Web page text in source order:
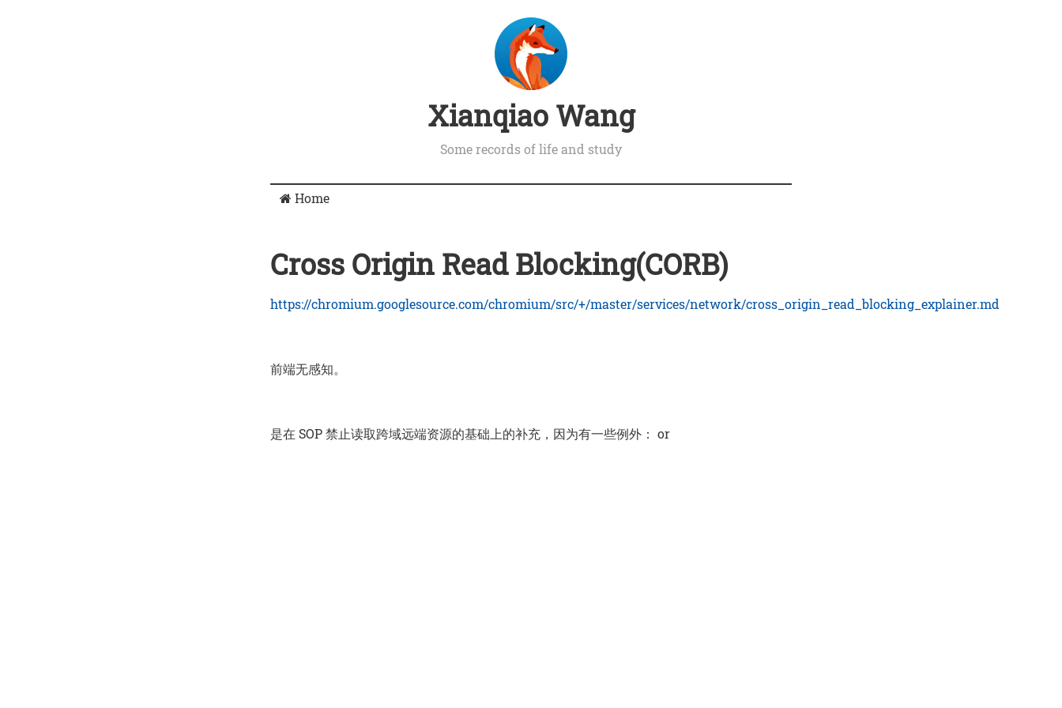
Xianqiao Wang
Some records of life and study
Home
Cross Origin Read Blocking(CORB)
https://chromium.googlesource.com/chromium/src/+/master/services/network/cross_origin_read_blocking_explainer.md
前端无感知。
是在 SOP 禁止读取跨域远端资源的基础上的补充，因为有一些例外： or